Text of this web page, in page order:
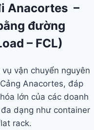
Anacortes –
đường
– FCL)
vận chuyển nguyên
Anacortes, đáp
lớn của các doanh
dạng như container
rack.